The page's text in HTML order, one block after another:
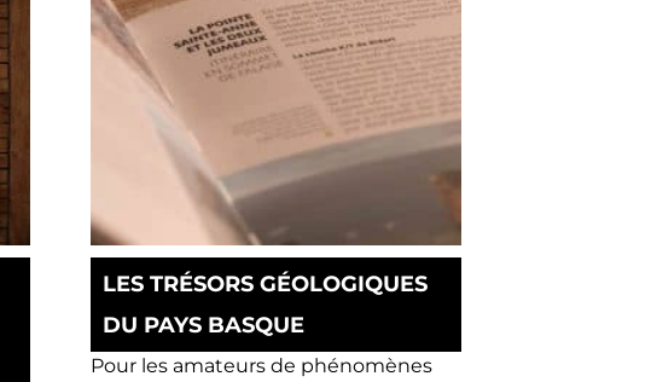
LES TRÉSORS GÉOLOGIQUES
DU PAYS BASQUE
Pour les amateurs de phénomènes